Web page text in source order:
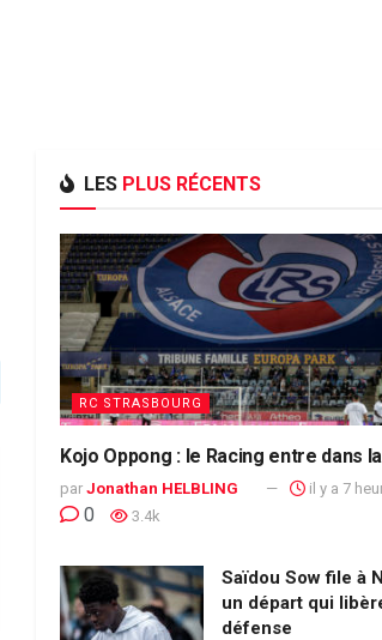
LES PLUS RÉCENTS
RC STRASBOURG
Kojo Oppong : le Racing entre dans
par Jonathan HELBLING il y a 7
0 3.4k
Saïdou Sow file à
un départ qui
défense